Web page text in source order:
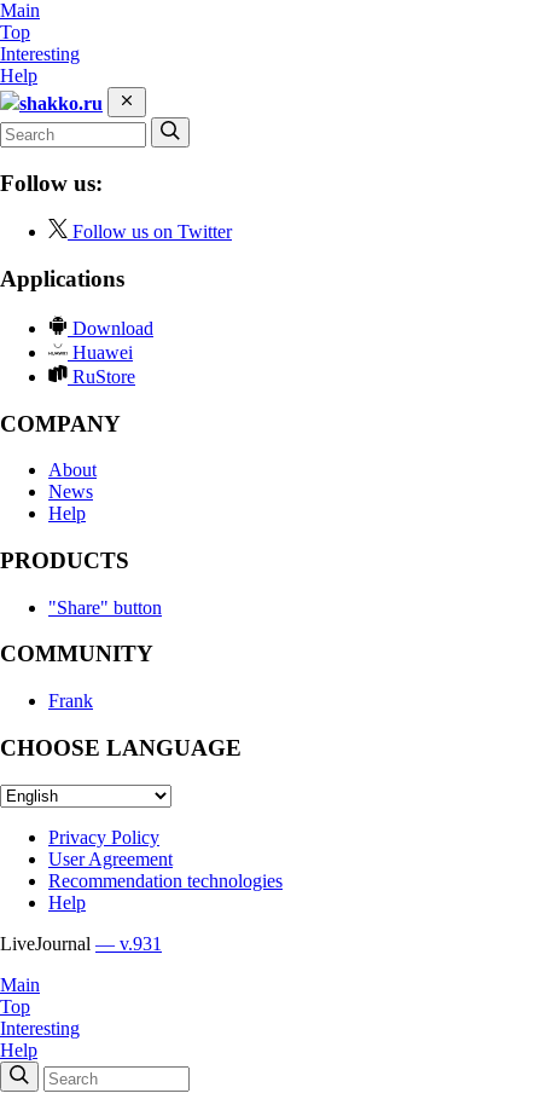
Main
Top
Interesting
Help
shakko.ru
Follow us:
Follow us on Twitter
Applications
Download
Huawei
RuStore
COMPANY
About
News
Help
PRODUCTS
"Share" button
COMMUNITY
Frank
CHOOSE LANGUAGE
Privacy Policy
User Agreement
Recommendation technologies
Help
LiveJournal — v.931
Main
Top
Interesting
Help